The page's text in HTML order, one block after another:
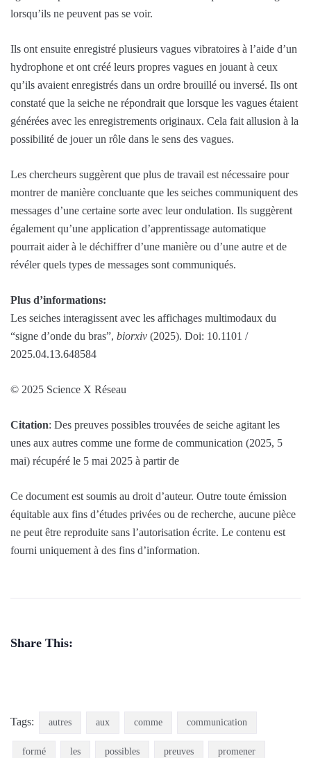
lorsqu’ils ne peuvent pas se voir.
Ils ont ensuite enregistré plusieurs vagues vibratoires à l’aide d’un
hydrophone et ont créé leurs propres vagues en jouant à ceux
qu’ils avaient enregistrés dans un ordre brouillé ou inversé. Ils ont
constaté que la seiche ne répondrait que lorsque les vagues étaient
générées avec les enregistrements originaux. Cela fait allusion à la
possibilité de jouer un rôle dans le sens des vagues.
Les chercheurs suggèrent que plus de travail est nécessaire pour
montrer de manière concluante que les seiches communiquent des
messages d’une certaine sorte avec leur ondulation. Ils suggèrent
également qu’une application d’apprentissage automatique
pourrait aider à le déchiffrer d’une manière ou d’une autre et de
révéler quels types de messages sont communiqués.
Plus d’informations:
Les seiches interagissent avec les affichages multimodaux du
“signe d’onde du bras”, biorxiv (2025). Doi: 10.1101 /
2025.04.13.648584
© 2025 Science X Réseau
Citation: Des preuves possibles trouvées de seiche agitant les
unes aux autres comme une forme de communication (2025, 5
mai) récupéré le 5 mai 2025 à partir de
Ce document est soumis au droit d’auteur. Outre toute émission
équitable aux fins d’études privées ou de recherche, aucune pièce
ne peut être reproduite sans l’autorisation écrite. Le contenu est
fourni uniquement à des fins d’information.
Share This:
Tags: autres aux comme communication
formé les possibles preuves promener